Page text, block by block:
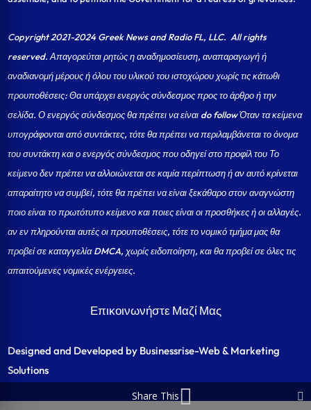
Copyright 2021-2024 Greek News and Radio FL, LLC. All rights
reserved. Απαγορεύται ρητώς η αναδημοσίευση, αναπαραγωγή ή
αναδιανομή μέρους ή όλου του υλικού του ιστοχώρου χωρίς τις κάτωθι
προυποθέσεις: Θα υπάρχει ενεργός σύνδεσμος προς το άρθρο ή την
σελίδα.Ο ενεργός σύνδεσμος θα πρέπει να είναι do follow Όταν τα κείμενα
υπογράφονται από συντάκτες, τότε θα πρέπει να περιλαμβάνεται το όνομα
του συντάκτη και ο ενεργός σύνδεσμος που οδηγεί στο προφίλ του Το
κείμενο δεν πρέπει να αλλοιώνεται σε καμία περίπτωση ή αν αυτό κρίνεται
απαραίτητο να συμβεί, τότε θα πρέπει να είναι ξεκάθαρο στον αναγνώστη
ποιο είναι το πρωτότυπο κείμενο και ποιες είναι οι προσθήκες ή οι αλλαγές.
αν εν πληρούνται αυτές οι προυποθέσεις, τότε το νομικό τμήμα μας θα
προβεί σε καταγγελία DMCA, χωρίς ειδοποίηση, και θα προβεί σε όλες τις
απαιτούμενες νομικές ενέργειες.
Επικοινωνήστε Μαζί Μας
Designed and Developed by Businessrise-Web & Marketing
Solutions
Share This